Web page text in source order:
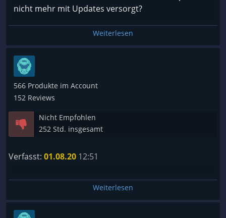
nicht mehr mit Updates versorgt?
Weiterlesen
566 Produkte im Account
152 Reviews
Nicht Empfohlen
252 Std. insgesamt
Verfasst: 01.08.20 12:51
Weiterlesen